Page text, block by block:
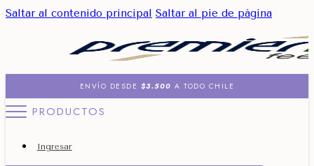
Saltar al contenido principal Saltar al pie de página
ENVÍO DESDE $3.500 A TODO CHILE
PRODUCTOS
Ingresar